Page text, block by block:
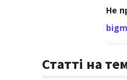
Не
Статті на